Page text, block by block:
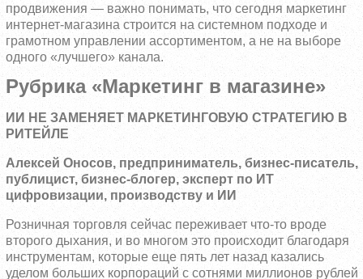
продвижения — важно понимать, что сегодня маркетинг
интернет-магазина строится на системном подходе и
грамотном управлении ассортиментом, а не на выборе
одного «лучшего» канала.
Рубрика «Маркетинг в магазине»
ИИ НЕ ЗАМЕНЯЕТ МАРКЕТИНГОВУЮ СТРАТЕГИЮ В
РИТЕЙЛЕ
Алексей Оносов, предприниматель, бизнес-писатель,
публицист, бизнес-блогер, эксперт по ИТ
цифровизации, производству и ИИ
Розничная торговля сейчас переживает что-то вроде
второго дыхания, и во многом это происходит благодаря
инструментам, которые еще пять лет назад казались
уделом больших корпораций с сотнями миллионов рублей